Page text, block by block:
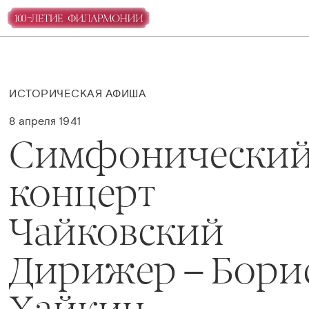
ИСТОРИЧЕСКАЯ АФИША
8 апреля 1941
концерт
Чайковский
Дирижер –